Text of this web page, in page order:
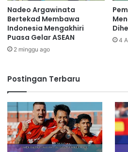
Nadeo Argawinata
Bertekad Membawa
Indonesia Mengakhiri
Puasa Gelar ASEAN
2 minggu ago
4
Postingan Terbaru